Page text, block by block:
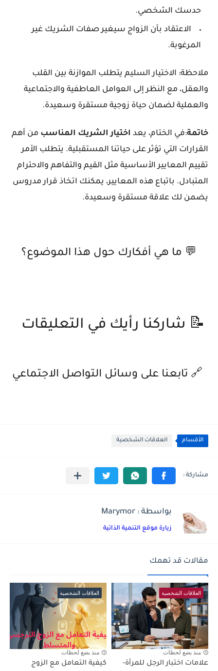
حدسك الشخصي.
الاعتقاد بأن الزواج سيغير صفات الشريك غير
المرغوبة.
ملاحظة: الاختيار السليم يتطلب الموازنة بين القلب
والعقل، مع النظر إلى العوامل العاطفية والاجتماعية
والعملية لضمان حياة زوجية مستقرة وسعيدة.
خاتمة:في الختام، يعد اختيار الشريك المناسب من أهم
القرارات التي تؤثر على حياتنا المستقبلية. يتطلب الأمر
تقييم المعايير الأساسية مثل القيم والتفاهم والاحترام
المتبادل. باتباع هذه المعايير، يمكنك اتخاذ قرار مدروس
يضمن لك علاقة مستقرة وسعيدة.
💬 ما هي أفكارك حول هذا الموضوع؟
📝 شاركنا رأيك في التعليقات
🔗 تابعنا على وسائل التواصل الاجتماعي
الأقسام العلاقات الشخصية
بواسطة : Marymor
زيارة موقع التنمية الذاتية
مقالات قد تهمك
العلاقات الشخصية
منذ بضع لحظات
علامات اختبار الرجل للمرأة-
العلاقات الشخصية
منذ بضع لحظات
كيفية التعامل مع الزوج